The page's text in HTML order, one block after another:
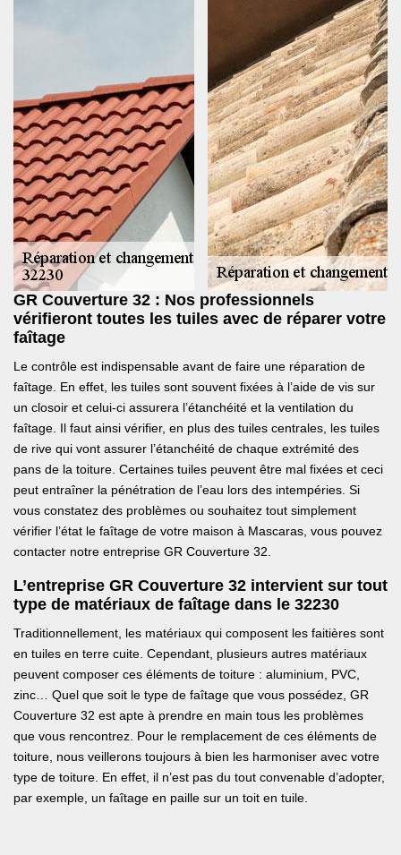
GR Couverture 32 : Nos professionnels
vérifieront toutes les tuiles avec de réparer votre
faîtage
Le contrôle est indispensable avant de faire une réparation de
faîtage. En effet, les tuiles sont souvent fixées à l’aide de vis sur
un closoir et celui-ci assurera l’étanchéité et la ventilation du
faîtage. Il faut ainsi vérifier, en plus des tuiles centrales, les tuiles
de rive qui vont assurer l’étanchéité de chaque extrémité des
pans de la toiture. Certaines tuiles peuvent être mal fixées et ceci
peut entraîner la pénétration de l’eau lors des intempéries. Si
vous constatez des problèmes ou souhaitez tout simplement
vérifier l’état le faîtage de votre maison à Mascaras, vous pouvez
contacter notre entreprise GR Couverture 32.
L’entreprise GR Couverture 32 intervient sur tout
type de matériaux de faîtage dans le 32230
Traditionnellement, les matériaux qui composent les faitières sont
en tuiles en terre cuite. Cependant, plusieurs autres matériaux
peuvent composer ces éléments de toiture : aluminium, PVC,
zinc… Quel que soit le type de faîtage que vous possédez, GR
Couverture 32 est apte à prendre en main tous les problèmes
que vous rencontrez. Pour le remplacement de ces éléments de
toiture, nous veillerons toujours à bien les harmoniser avec votre
type de toiture. En effet, il n’est pas du tout convenable d’adopter,
par exemple, un faîtage en paille sur un toit en tuile.